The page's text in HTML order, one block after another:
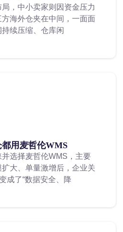
，中小卖家则因资金压力
海外仓夹在中间，一面面
续压缩、仓库闲
用麦哲伦WMS
选择麦哲伦WMS，主要
大、单量激增后，企业关
成了“数据安全、降